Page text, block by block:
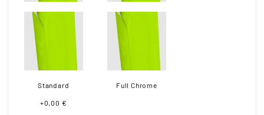
Standard
+0,00 €
Full Chrome